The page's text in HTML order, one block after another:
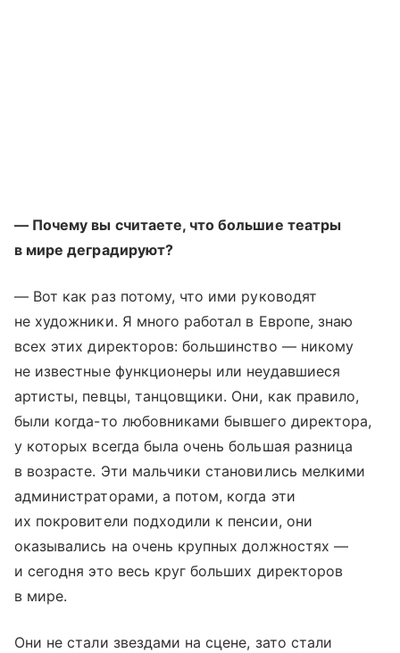
— Почему вы считаете, что большие театры
в мире деградируют?
— Вот как раз потому, что ими руководят
не художники. Я много работал в Европе, знаю
всех этих директоров: большинство — никому
не известные функционеры или неудавшиеся
артисты, певцы, танцовщики. Они, как правило,
были когда-то любовниками бывшего директора,
у которых всегда была очень большая разница
в возрасте. Эти мальчики становились мелкими
администраторами, а потом, когда эти
их покровители подходили к пенсии, они
оказывались на очень крупных должностях —
и сегодня это весь круг больших директоров
в мире.
Они не стали звездами на сцене, зато стали